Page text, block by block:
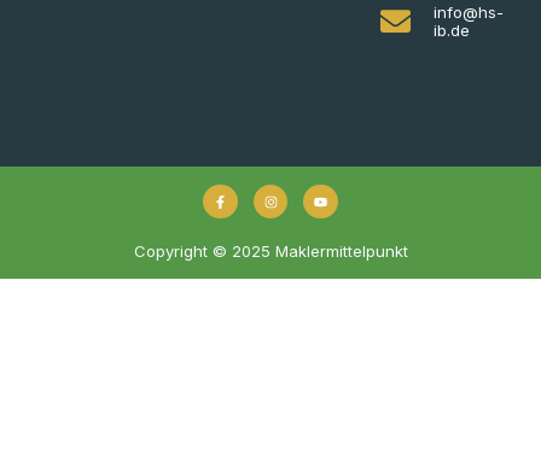
info@hs-
ib.de
Copyright © 2025 Maklermittelpunkt